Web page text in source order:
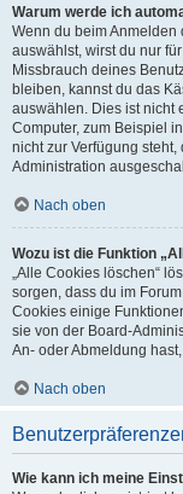
Warum werde ich
Wenn du beim Anmelden
auswählst, wirst du nur
Missbrauch deines
bleiben, kannst du das
auswählen. Dies ist nicht
Computer, zum Beispiel
nicht zur Verfügung
Administration
Nach oben
Wozu ist die Funktion
„Alle Cookies löschen“
sorgen, dass du im
Cookies einige
sie von der Board-
An- oder Abmeldung
Nach oben
Wie kann ich meine